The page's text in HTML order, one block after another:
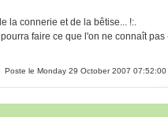
la connerie et de la bêtise... !:.
faire ce que l'on ne connaît pas
Poste le Monday 29 October 2007 07:52:00